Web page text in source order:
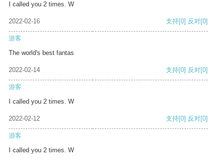
I called you 2 times. W
2022-02-16 支持[0] 反对[0]
游客
The world's best fantas
2022-02-14 支持[0] 反对[0]
游客
I called you 2 times. W
2022-02-12 支持[0] 反对[0]
游客
I called you 2 times. W